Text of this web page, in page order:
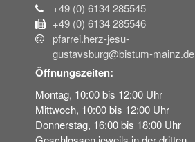
+49 (0) 6134 285545
+49 (0) 6134 285546
pfarrei.herz-jesu-
gustavsburg@bistum-mainz.de
Öffnungszeiten:
Montag, 10:00 bis 12:00 Uhr
Mittwoch, 10:00 bis 12:00 Uhr
Donnerstag, 16:00 bis 18:00 Uhr